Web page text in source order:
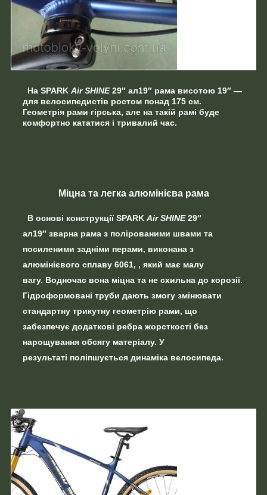
Міцна та легка алюмінієва рама
В основі конструкціїSPARK Air SHINE29″
ал19″ зварна рама з полірованими швами та
посиленими задніми перами, виконана з
алюмінієвого сплаву 6061, , який має малу
вагу. Водночас вона міцна та не схильна до корозії.
Гідроформовані труби дають змогу змінювати
стандартну трикутну геометрію рами, що
забезпечує додаткові ребра жорсткості без
нарощування обсягу матеріалу. У
результаті поліпшується динаміка велосипеда.
На SPARK Air SHINE29″ ал19″ рама висотою 19″ —
для велосипедистів ростом понад 175 см.
Геометрія рами гірська, але на такій рамі буде
комфортно кататися і тривалий час.